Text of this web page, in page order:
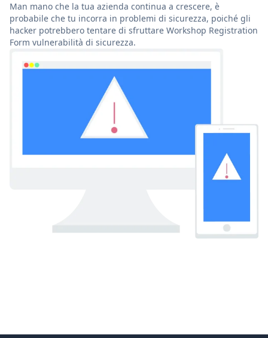
Man mano che la tua azienda continua a crescere, è
probabile che tu incorra in problemi di sicurezza, poiché gli
hacker potrebbero tentare di sfruttare Workshop Registration
Form vulnerabilità di sicurezza.